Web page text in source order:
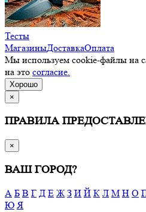
Тесты
МагазиныДоставкаОплата
Мы используем cookie-файлы на
на это согласие.
Хорошо
×
ПРАВИЛА
×
ВАШ ГОРОД?
А Б В Г Д Е Ж З И Й К Л М Н О
Ю Я